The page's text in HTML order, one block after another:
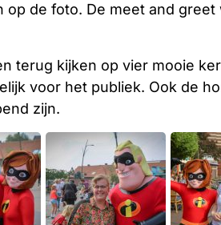
op de foto. De meet and
terug kijken op vier mooie
voor het publiek. Ook de
zijn.